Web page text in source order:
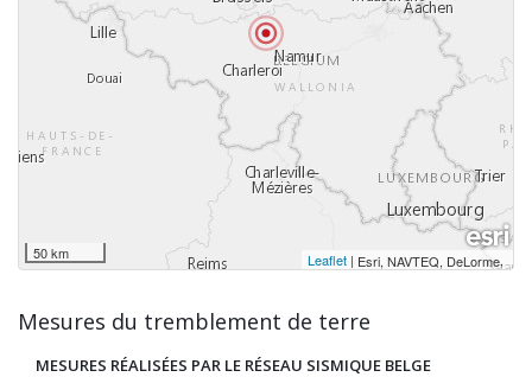
50 km Leaflet | Esri, NAVTEQ, DeLorme,
Mesures du tremblement de terre
MESURES RÉALISÉES PAR LE RÉSEAU SISMIQUE BELGE